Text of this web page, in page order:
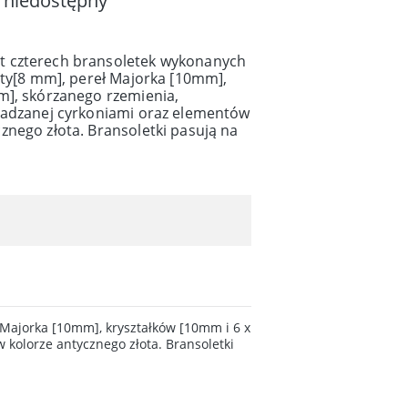
czterech bransoletek wykonanych
mm], pereł Majorka [10mm],
skórzanego rzemienia,
cyrkoniami oraz elementów
złota. Bransoletki pasują na
[10mm], kryształków [10mm i 6 x
antycznego złota. Bransoletki